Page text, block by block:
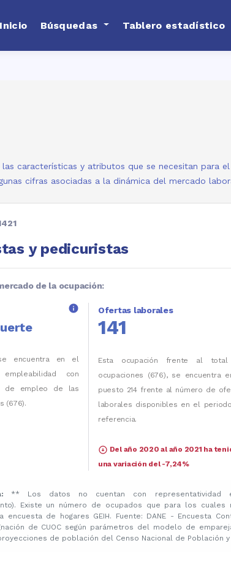
Inicio Búsquedas Tablero estadístico
características y atributos que se necesitan para
cifras asociadas a la dinámica del mercado
y pedicuristas
de la ocupación:
info
encuentra en el
con
de empleo de las
(676).
Ofertas laborales
141
Esta ocupación frente al
ocupaciones (676), se encuentra
puesto 214 frente al número de
laborales disponibles en el
referencia.
arrow_circle_down Del año 2020 al año 2021 ha
una variación del -7,24%
** Los datos no cuentan con representatividad
Existe un número de ocupados que para los
encuesta de hogares GEIH. Fuente: DANE - Encuesta
de CUOC según parámetros del modelo de
de población del Censo Nacional de Población y